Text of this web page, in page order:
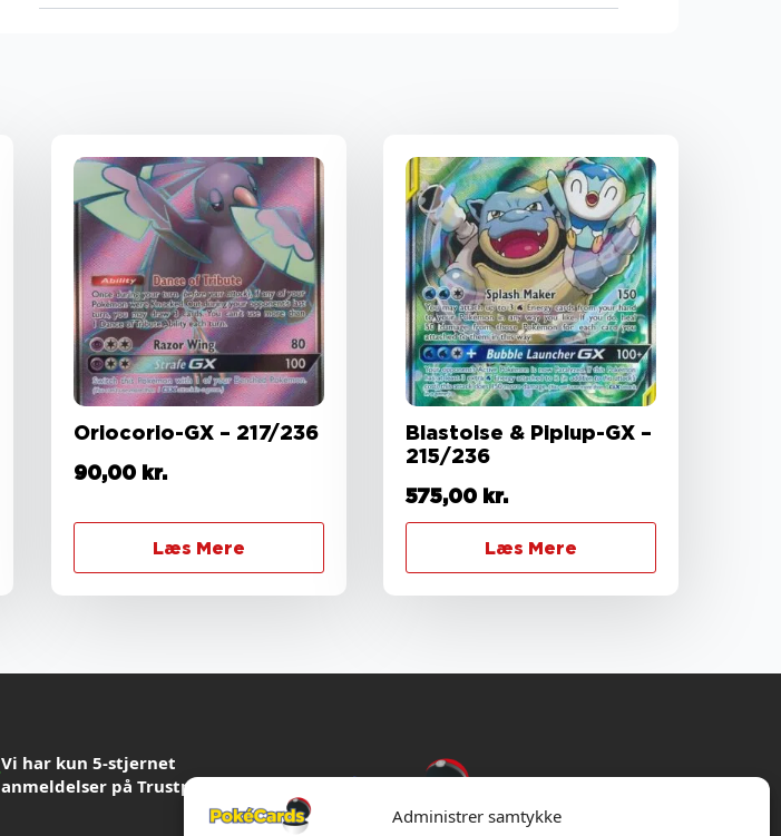
Administrer samtykke
Oriocorio-GX – 217/236
90,00 kr.
Læs Mere
Blastoise & Piplup-GX –
215/236
575,00 kr.
Læs Mere
Vi har kun 5-stjernet
anmeldelser på Trustpilot